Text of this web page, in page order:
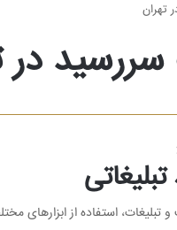
تهران
در
و تبلیغات، استفاده از